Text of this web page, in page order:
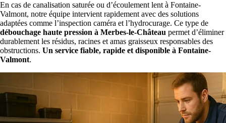
En cas de canalisation saturée ou d’écoulement lent à Fontaine-
Valmont, notre équipe intervient rapidement avec des solutions
adaptées comme l’inspection caméra et l’hydrocurage. Ce type de
débouchage haute pression à Merbes-le-Château permet d’éliminer
durablement les résidus, racines et amas graisseux responsables des
obstructions. Un service fiable, rapide et disponible à Fontaine-
Valmont.